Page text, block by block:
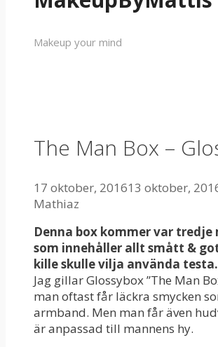
Makeup your mind
The Man Box –
17 oktober, 201613 oktober,
Mathiaz
Denna box kommer var tredje
som innehåller allt smått &
kille skulle vilja använda testa.
Jag gillar Glossybox ”The Man
man oftast får läckra smycken
armband. Men man får även
är anpassad till mannens hy.